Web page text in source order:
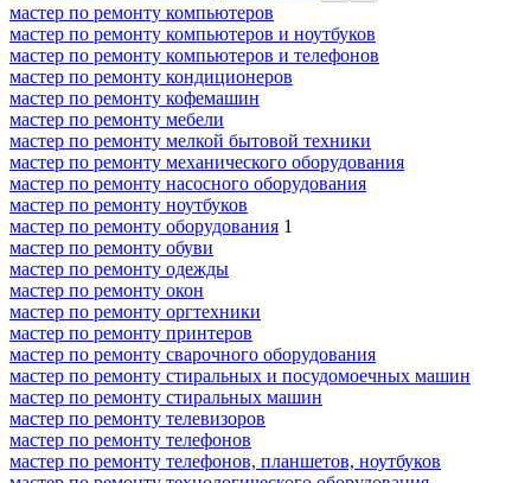
мастер по ремонту компьютеров
мастер по ремонту компьютеров и ноутбуков
мастер по ремонту компьютеров и телефонов
мастер по ремонту кондиционеров
мастер по ремонту кофемашин
мастер по ремонту мебели
мастер по ремонту мелкой бытовой техники
мастер по ремонту механического оборудования
мастер по ремонту насосного оборудования
мастер по ремонту ноутбуков
мастер по ремонту оборудования 1
мастер по ремонту обуви
мастер по ремонту одежды
мастер по ремонту окон
мастер по ремонту оргтехники
мастер по ремонту принтеров
мастер по ремонту сварочного оборудования
мастер по ремонту стиральных и посудомоечных машин
мастер по ремонту стиральных машин
мастер по ремонту телевизоров
мастер по ремонту телефонов
мастер по ремонту телефонов, планшетов, ноутбуков